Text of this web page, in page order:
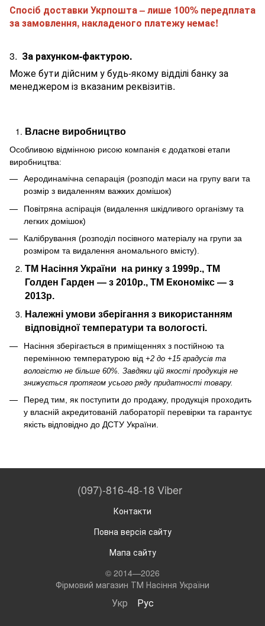
Спосіб доставки Укрпошта – лише 100% передплата
за замовлення, накладеного платежу немає!
3. За рахунком-фактурою.
Може бути дійсним у будь-якому відділі банку за
менеджером із вказаним реквізитів.
Власне виробництво
Особливою відмінною рисою компанія є додаткові етапи
виробництва:
Аеродинамічна сепарація (розподіл маси на групу ваги та
розмір з видаленням важких домішок)
Повітряна аспірація (видалення шкідливого організму та
легких домішок)
Калібрування (розподіл посівного матеріалу на групи за
розміром та видалення аномального вмісту).
ТМ Насіння України на ринку з 1999р., ТМ
Голден Гарден — з 2010р., ТМ Економікс — з
2013р.
Належні умови зберігання з використанням
відповідної температури та вологості.
Насіння зберігається в приміщеннях з постійною та
перемінною температурою від +2 до +15 градусів та
вологістю не більше 60%. Завдяки цій якості продукція не
знижується протягом усього ряду придатності товару.
Перед тим, як поступити до продажу, продукція проходить
у власній акредитованій лабораторії перевірки та гарантує
якість відповідно до ДСТУ України.
(097)-816-48-18 Viber
Контакти
Повна версія сайту
Мапа сайту
© 2014—2026
Фірмовий магазин ТМ Насіння України
Укр Рус